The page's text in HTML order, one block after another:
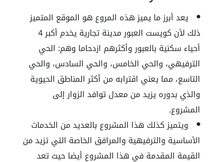
يعد أبرز ما يميز هذه المروع هو الموقع المتميز
ذلك لأن كويست العبور مدينة تجارية يخدم أكبر 4
أحياء سكنية بالعبور وأكثرهم ازدحاما وهم: الحي
الترفيهي، والحي الخامس، والحي السادس، والحي
التاسع، مما يعني اقترابه من أكثر المناطق الحيوية
والذي بدوره يزيد من معدل توافد الزوار إلى
المشروع.
ويتميز كذلك هذا المشروع بالعديد من الخدمات
الأساسية والترفيهية والمرافق الخاصة التي تزيد من
القيمة المقدمة في هذا المشروع أيضا حيث تعد